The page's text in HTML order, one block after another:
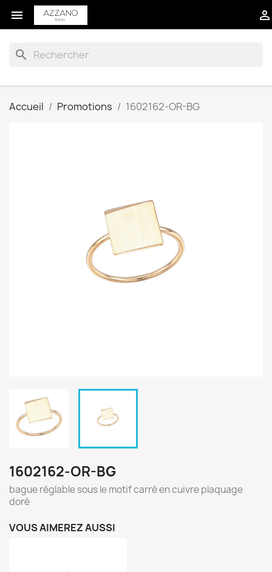
 
search
Accueil Promotions 1602162-OR-BG
1602162-OR-BG
bague réglable sous le motif carré en cuivre plaquage
doré
VOUS AIMEREZ AUSSI